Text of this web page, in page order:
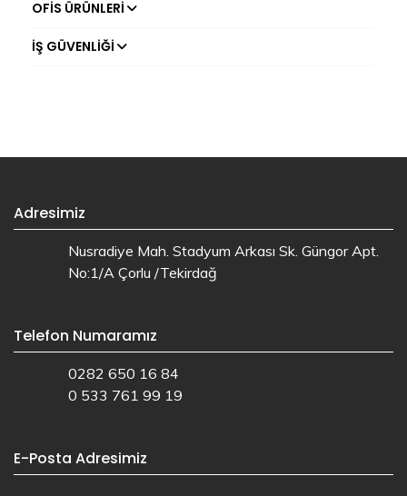
OFIS ÜRÜNLERI
İŞ GÜVENLIĞI
Adresimiz
Nusradiye Mah. Stadyum Arkası Sk. Güngor Apt.
No:1/A Çorlu /Tekirdağ
Telefon Numaramız
0282 650 16 84
0 533 761 99 19
E-Posta Adresimiz